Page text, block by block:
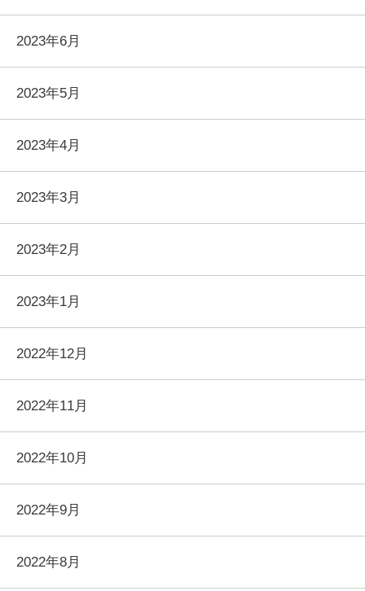
2023年6月
2023年5月
2023年4月
2023年3月
2023年2月
2023年1月
2022年12月
2022年11月
2022年10月
2022年9月
2022年8月